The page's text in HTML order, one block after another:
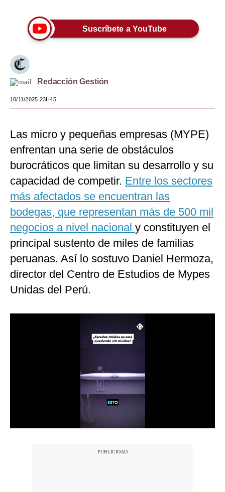
Lujo
Viajes
Moda
Estilos
Mundo
México
Internacional
Tecnología
Club del Suscriptor
Mix
G de Gestión
Notas Contratadas
Somos?
Suscríbete a YouTube
Redacción Gestión
10/11/2025 23H45
Las micro y pequeñas empresas (MYPE)
enfrentan una serie de obstáculos
burocráticos que limitan su desarrollo y su
capacidad de competir. Entre los sectores
más afectados se encuentran las
bodegas, que representan más de 500 mil
negocios a nivel nacional y constituyen el
principal sustento de miles de familias
peruanas. Así lo sostuvo Daniel Hermoza,
director del Centro de Estudios de Mypes
Unidas del Perú.